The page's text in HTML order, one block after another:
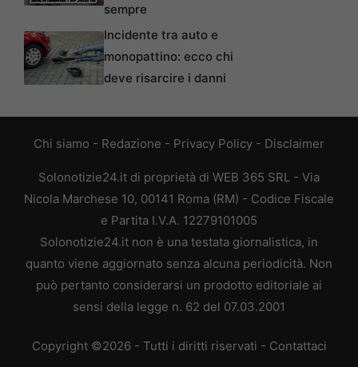
sempre
Incidente tra auto e
monopattino: ecco chi
deve risarcire i danni
Chi siamo - Redazione - Privacy Policy - Disclaimer
Solonotizie24.it di proprietà di WEB 365 SRL - Via
Nicola Marchese 10, 00141 Roma (RM) - Codice Fiscale
e Partita I.V.A. 12279101005
Solonotizie24.it non è una testata giornalistica, in
quanto viene aggiornato senza alcuna periodicità. Non
può pertanto considerarsi un prodotto editoriale ai
sensi della legge n. 62 del 07.03.2001
Copyright ©2026 - Tutti i diritti riservati - Contattaci